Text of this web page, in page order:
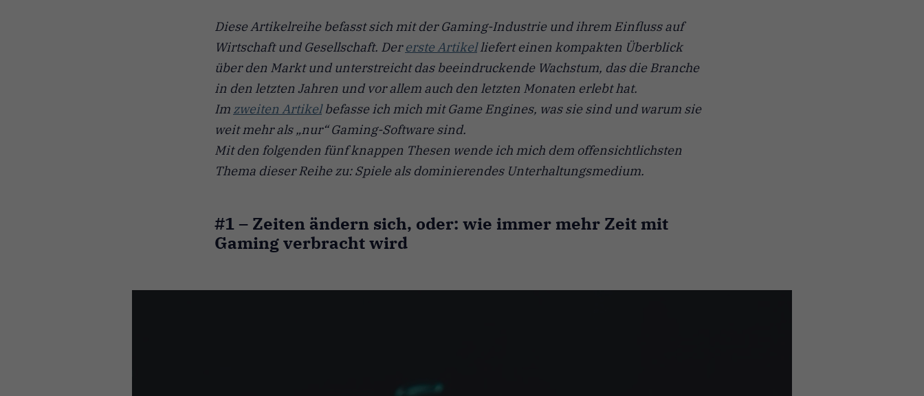
Diese Artikelreihe befasst sich mit der Gaming-Industrie und ihrem Einfluss auf
Wirtschaft und Gesellschaft. Dererste Artikelliefert einen kompakten Überblick
über den Markt und unterstreicht das beeindruckende Wachstum, das die Branche
in den letzten Jahren und vor allem auch den letzten Monaten erlebt hat.
Im zweiten Artikelbefasse ich mich mit Game Engines, was sie sind und warum sie
weit mehr als „nur“ Gaming-Software sind.
Mit den folgenden fünf knappen Thesen wende ich mich dem offensichtlichsten
Thema dieser Reihe zu: Spiele als dominierendes Unterhaltungsmedium.
#1 – Zeiten ändern sich, oder: wie immer mehr Zeit mit
Gaming verbracht wird